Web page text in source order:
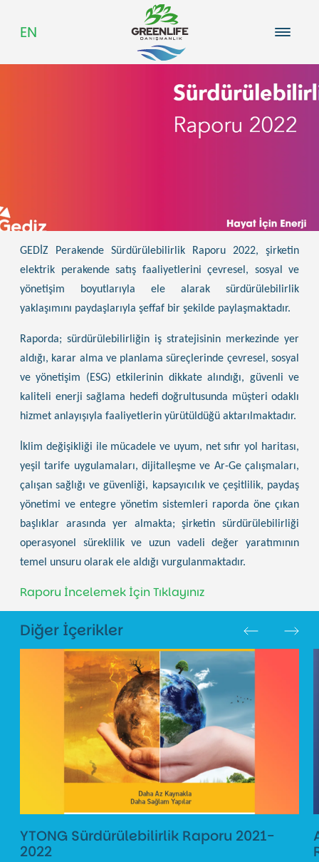
EN
GEDİZ Perakende Sürdürülebilirlik Raporu 2022, şirketin
elektrik perakende satış faaliyetlerini çevresel, sosyal ve
yönetişim boyutlarıyla ele alarak sürdürülebilirlik
yaklaşımını paydaşlarıyla şeffaf bir şekilde paylaşmaktadır.
Raporda; sürdürülebilirliğin iş stratejisinin merkezinde yer
aldığı, karar alma ve planlama süreçlerinde çevresel, sosyal
ve yönetişim (ESG) etkilerinin dikkate alındığı, güvenli ve
kaliteli enerji sağlama hedefi doğrultusunda müşteri odaklı
hizmet anlayışıyla faaliyetlerin yürütüldüğü aktarılmaktadır.
İklim değişikliği ile mücadele ve uyum, net sıfır yol haritası,
yeşil tarife uygulamaları, dijitalleşme ve Ar-Ge çalışmaları,
çalışan sağlığı ve güvenliği, kapsayıcılık ve çeşitlilik, paydaş
yönetimi ve entegre yönetim sistemleri raporda öne çıkan
başlıklar arasında yer almakta; şirketin sürdürülebilirliği
operasyonel süreklilik ve uzun vadeli değer yaratımının
temel unsuru olarak ele aldığı vurgulanmaktadır.
Raporu İncelemek İçin Tıklayınız
Diğer İçerikler
YTONG Sürdürülebilirlik Raporu 2021-
2022